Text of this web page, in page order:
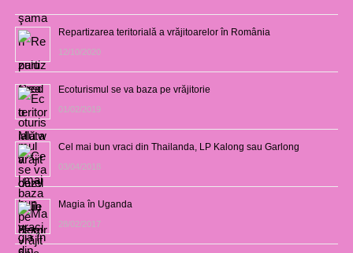
Repartizarea teritorială a vrăjitoarelor în România
12/10/2020
Ecoturismul se va baza pe vrăjitorie
01/02/2019
Cel mai bun vraci din Thailanda, LP Kalong sau Garlong
03/04/2018
Magia în Uganda
28/02/2017